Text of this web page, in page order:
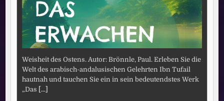
Weisheit des Ostens. Autor: Brönnle, Paul. Erleben Sie die
Welt des arabisch-andalusischen Gelehrten Ibn Tufail
hautnah und tauchen Sie ein in sein bedeutendstes Werk
„Das [...]